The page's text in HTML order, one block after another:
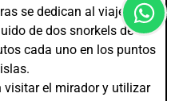
se dedican al viaje en
de dos snorkels de
cada uno en los puntos
visitar el mirador y utilizar